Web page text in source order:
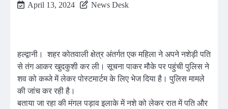
April 13, 2024 News Desk
हल्द्वानी। शहर कोतवाली क्षेत्र अंतर्गत एक महिला ने अपने नशेड़ी पति
से तंग आकर खुदकुशी कर ली। सूचना पाकर मौके पर पहुंची पुलिस ने
शव को कब्जे में लेकर पोस्टमार्टम के लिए भेज दिया है। पुलिस मामले
की जांच कर रही है।
बताया जा रहा की मंगल पड़ाव इलाके में नशे को लेकर रात में पति और